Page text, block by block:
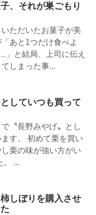
、それが巣ごもり
ただいたお菓子が美
あと1つだけ食べよ
」と結局、上司に伝え
しまった事...
としていつも買って
〝長野みやげ〟とし
す。 初めて栗を買い
栗の味が強い方がい
。 ...
しぼりを購入させ